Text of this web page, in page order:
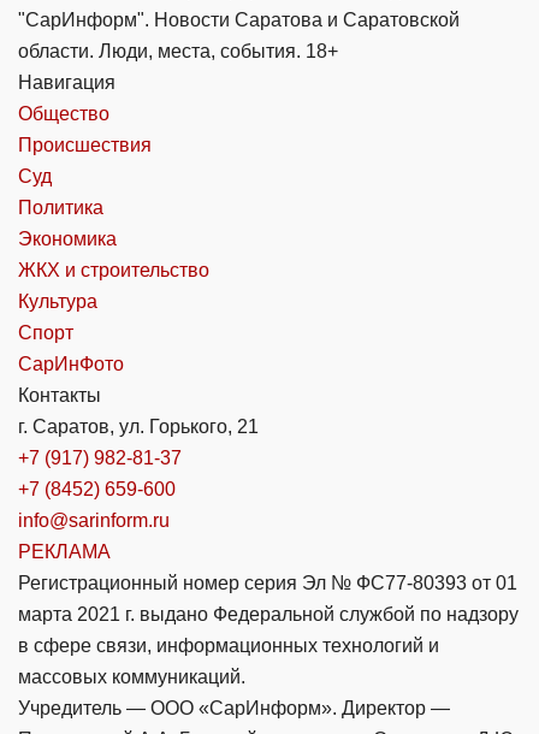
"СарИнформ". Новости Саратова и Саратовской
области. Люди, места, события. 18+
Навигация
Общество
Происшествия
Суд
Политика
Экономика
ЖКХ и строительство
Культура
Спорт
СарИнФото
Контакты
г. Саратов, ул. Горького, 21
+7 (917) 982-81-37
+7 (8452) 659-600
info@sarinform.ru
РЕКЛАМА
Регистрационный номер серия Эл № ФС77-80393 от 01
марта 2021 г. выдано Федеральной службой по надзору
в сфере связи, информационных технологий и
массовых коммуникаций.
Учредитель — ООО «СарИнформ». Директор —